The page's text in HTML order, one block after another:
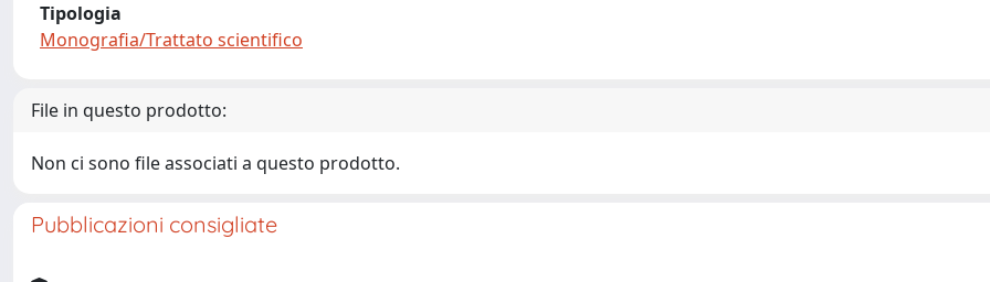
Tipologia
Monografia/Trattato scientifico
File in questo prodotto:
Non ci sono file associati a questo prodotto.
Pubblicazioni consigliate